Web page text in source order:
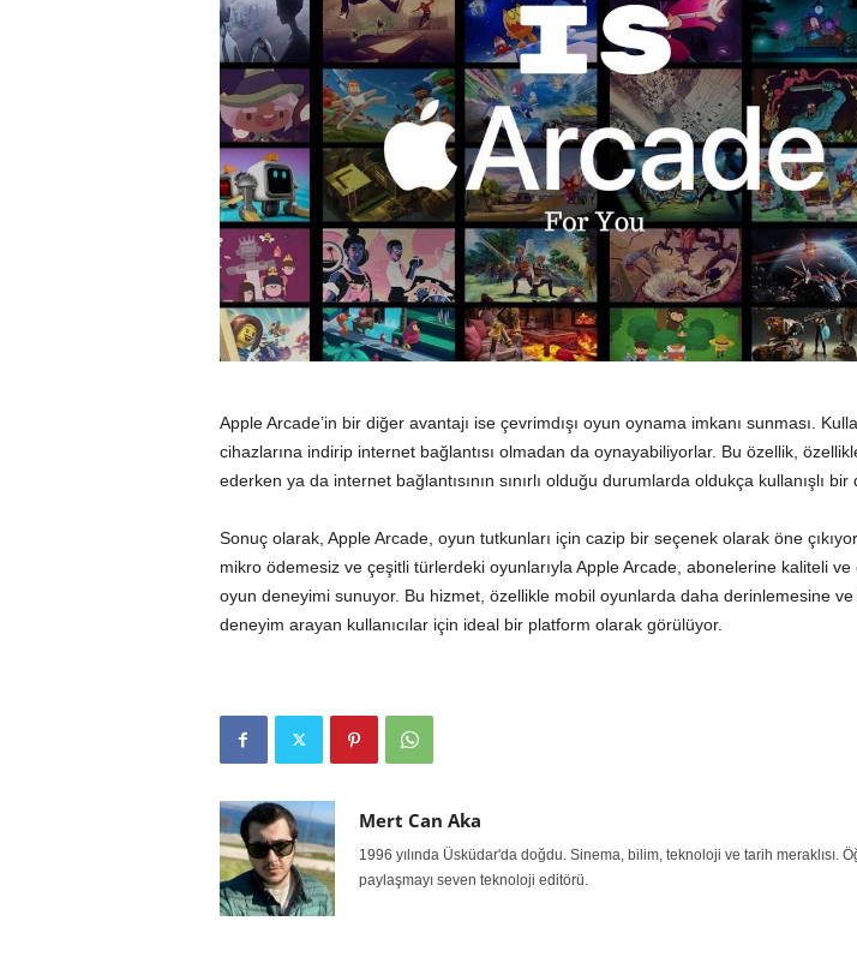
Apple Arcade’in bir diğer avantajı ise çevrimdışı oyun oynama imkanı sunması.
cihazlarına indirip internet bağlantısı olmadan da oynayabiliyorlar. Bu özellik,
ederken ya da internet bağlantısının sınırlı olduğu durumlarda oldukça kullanışlı
Sonuç olarak, Apple Arcade, oyun tutkunları için cazip bir seçenek olarak öne
mikro ödemesiz ve çeşitli türlerdeki oyunlarıyla Apple Arcade, abonelerine kaliteli ve
oyun deneyimi sunuyor. Bu hizmet, özellikle mobil oyunlarda daha derinlemesine
deneyim arayan kullanıcılar için ideal bir platform olarak görülüyor.
Mert Can Aka
1996 yılında Üsküdar'da doğdu. Sinema, bilim, teknoloji ve tarih meraklısı.
paylaşmayı seven teknoloji editörü.